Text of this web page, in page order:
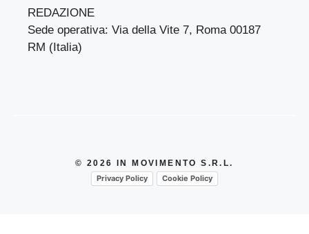
REDAZIONE
Sede operativa: Via della Vite 7, Roma 00187
RM (Italia)
© 2026 IN MOVIMENTO S.R.L.
Privacy Policy
Cookie Policy